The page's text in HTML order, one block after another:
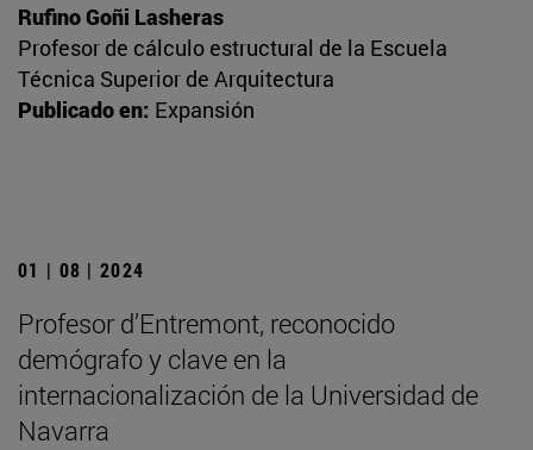
Rufino Goñi Lasheras
Profesor de cálculo estructural de la Escuela
Técnica Superior de Arquitectura
Publicado en: Expansión
01 | 08 | 2024
Profesor d’Entremont, reconocido
demógrafo y clave en la
internacionalización de la Universidad de
Navarra